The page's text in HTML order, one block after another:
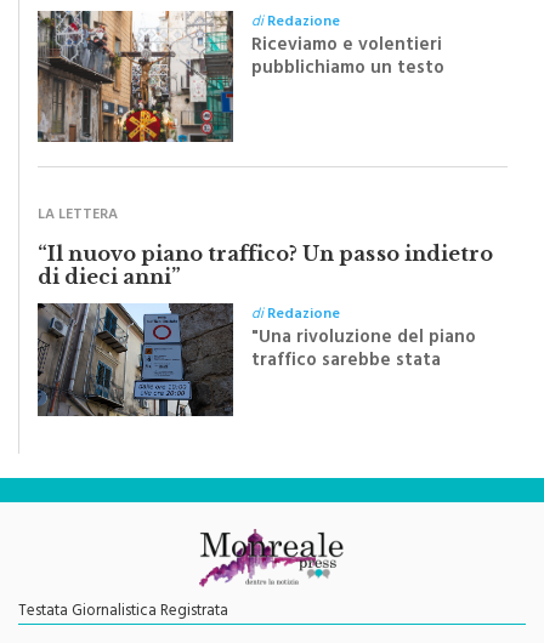
diRedazione
Riceviamo e volentieri
pubblichiamo un testo
Festa del Santissimo
LA LETTERA
“Il nuovo piano traffico? Un passo indietro
di dieci anni”
diRedazione
"Una rivoluzione del piano
traffico sarebbe stata
Testata Giornalistica Registrata